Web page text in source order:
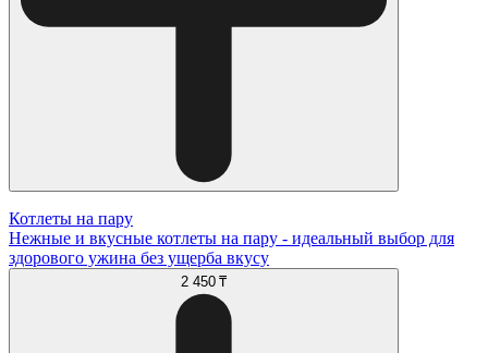
Котлеты на пару
Нежные и вкусные котлеты на пару - идеальный выбор для
здорового ужина без ущерба вкусу
2 450 ₸